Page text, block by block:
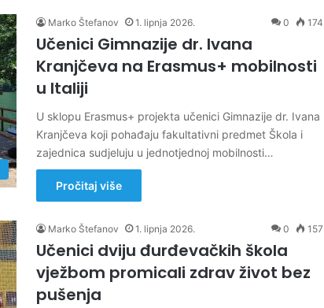
Marko Štefanov 1. lipnja 2026. 0 174
Učenici Gimnazije dr. Ivana
Kranjčeva na Erasmus+ mobilnosti
u Italiji
U sklopu Erasmus+ projekta učenici Gimnazije dr. Ivana
Kranjčeva koji pohađaju fakultativni predmet Škola i
zajednica sudjeluju u jednotjednoj mobilnosti…
Pročitaj više
Marko Štefanov 1. lipnja 2026. 0 157
Učenici dviju đurđevačkih škola
vježbom promicali zdrav život bez
pušenja